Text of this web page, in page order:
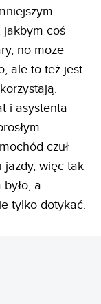
jakbym coś
no może
ale to też jest
i asystenta
czuł
jazdy, więc tak
a
tylko dotykać.